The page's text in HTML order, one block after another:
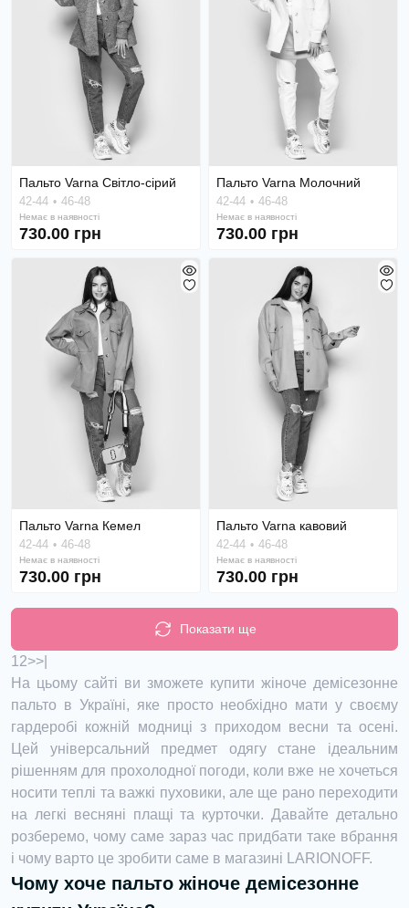
Пальто Varna Світло-сірий
42-44 46-48
Немає в наявності
730.00 грн
Пальто Varna Молочний
42-44 46-48
Немає в наявності
730.00 грн
Пальто Varna Кемел
42-44 46-48
Немає в наявності
730.00 грн
Пальто Varna кавовий
42-44 46-48
Немає в наявності
730.00 грн
Показати ще
1 2>>|
На цьому сайті ви зможете купити жіноче демісезонне
пальто в Україні, яке просто необхідно мати у своєму
гардеробі кожній модниці з приходом весни та осені.
Цей універсальний предмет одягу стане ідеальним
рішенням для прохолодної погоди, коли вже не хочеться
носити теплі та важкі пуховики, але ще рано переходити
на легкі весняні плащі та курточки. Давайте детально
розберемо, чому саме зараз час придбати таке вбрання
і чому варто це зробити саме в магазині LARIONOFF.
Чому хоче пальто жіноче демісезонне